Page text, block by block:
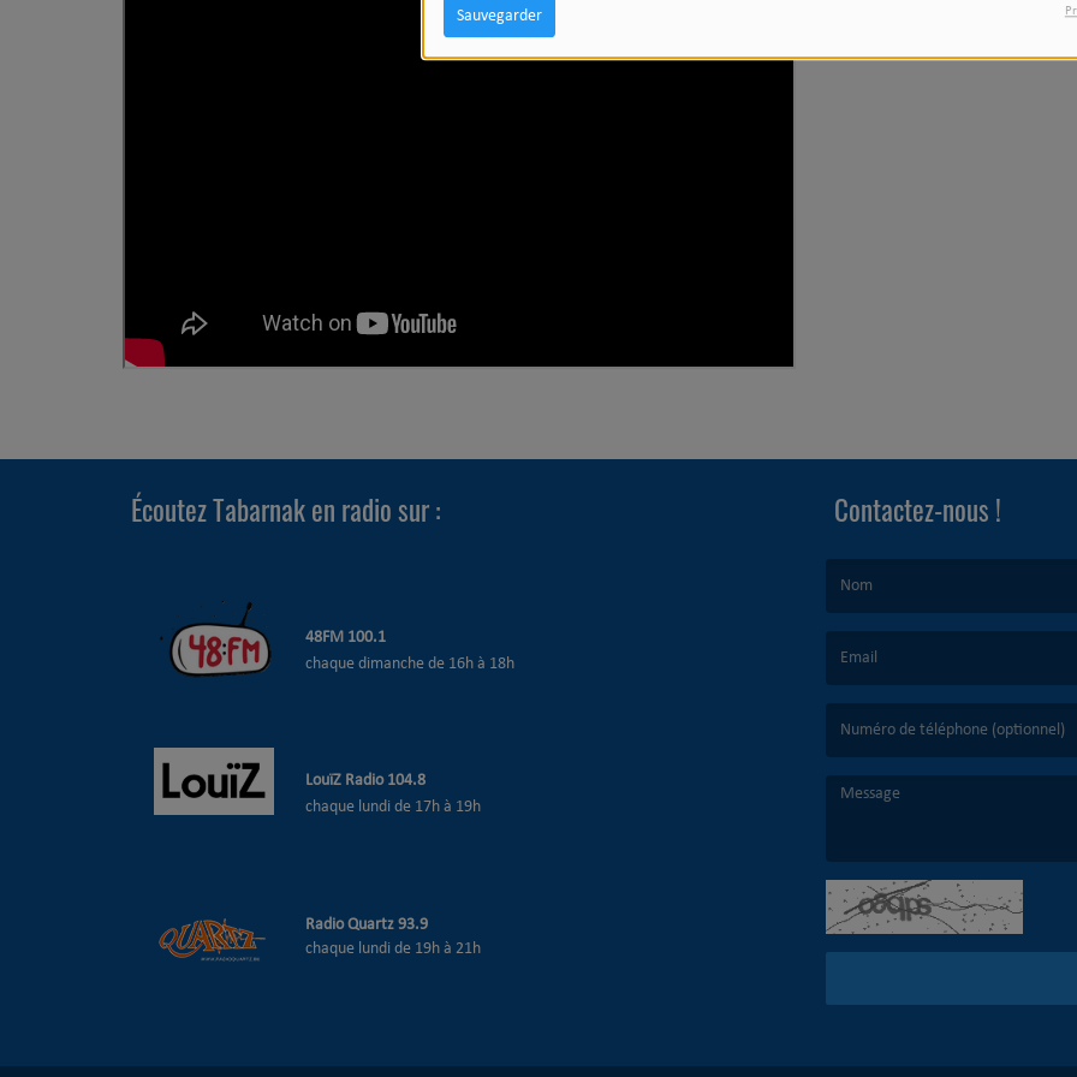
Sauvegarder
Écoutez Tabarnak en radio sur :
48FM 100.1
chaque dimanche de 16h à 18h
LouïZ Radio 104.8
chaque lundi de 17h à 19h
Radio Quartz 93.9
chaque lundi de 19h à 21h
Contactez-nous !